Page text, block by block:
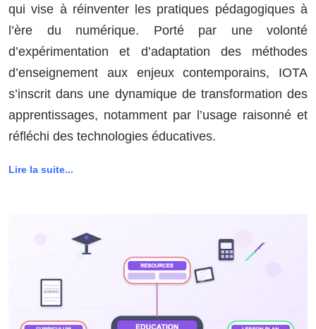
qui vise à réinventer les pratiques pédagogiques à
l’ère du numérique. Porté par une volonté
d’expérimentation et d’adaptation des méthodes
d’enseignement aux enjeux contemporains, IOTA
s’inscrit dans une dynamique de transformation des
apprentissages, notamment par l’usage raisonné et
réfléchi des technologies éducatives.
Lire la suite...